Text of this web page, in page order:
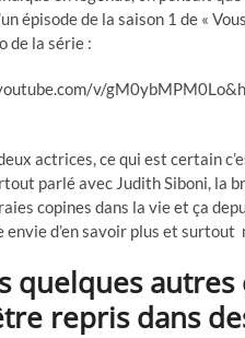
épisode de la saison 1 de «
de la série :
v/
actrices, ce qui est certain
parlé avec Judith Siboni, la
copines dans la vie et ça
envie d’en savoir plus et
quelques
repris dans